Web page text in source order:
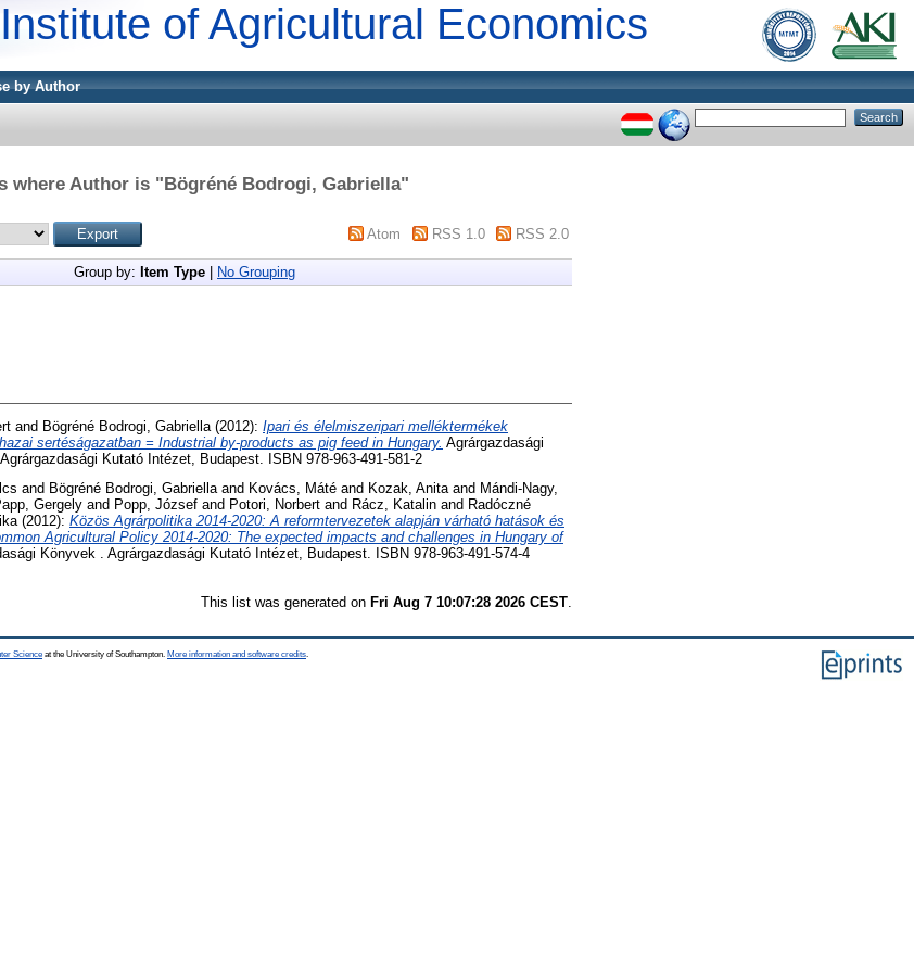
of Agricultural Economics
by Author
where Author is "Bögréné Bodrogi, Gabriella"
Atom RSS 1.0 RSS 2.0
Group by: Item Type No Grouping
and Bögréné Bodrogi, Gabriella (2012): Ipari és élelmiszeripari melléktermékek
sertéságazatban = Industrial by-products as pig feed in Hungary. Agrárgazdasági
Kutató Intézet, Budapest. ISBN 978-963-491-581-2
and Bögréné Bodrogi, Gabriellaand Kovács, Máté and Kozak, Anitaand Mándi-Nagy,
Gergely and Popp, József and Potori, Norbert and Rácz, Katalin and Radóczné
(2012): Közös Agrárpolitika 2014-2020: A reformtervezetek alapján várható hatások és
Agricultural Policy 2014-2020: The expected impacts and challenges in Hungary of
Könyvek . Agrárgazdasági Kutató Intézet, Budapest. ISBN 978-963-491-574-4
This list was generated on Fri Aug 7 10:07:28 2026 CEST.
Science at the University of Southampton. More information and software credits